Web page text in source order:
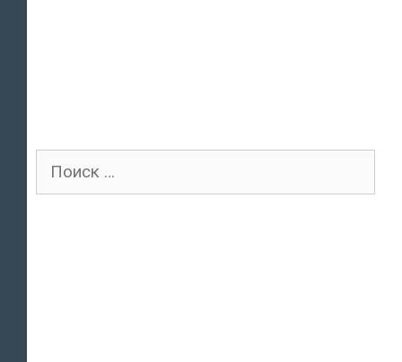
Поиск